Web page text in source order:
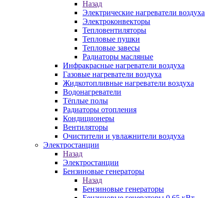
Назад
Электрические нагреватели воздуха
Электроконвекторы
Тепловентиляторы
Тепловые пушки
Тепловые завесы
Радиаторы масляные
Инфракрасные нагреватели воздуха
Газовые нагреватели воздуха
Жидкотопливные нагреватели воздуха
Водонагреватели
Тёплые полы
Радиаторы отопления
Кондиционеры
Вентиляторы
Очистители и увлажнители воздуха
Электростанции
Назад
Электростанции
Бензиновые генераторы
Назад
Бензиновые генераторы